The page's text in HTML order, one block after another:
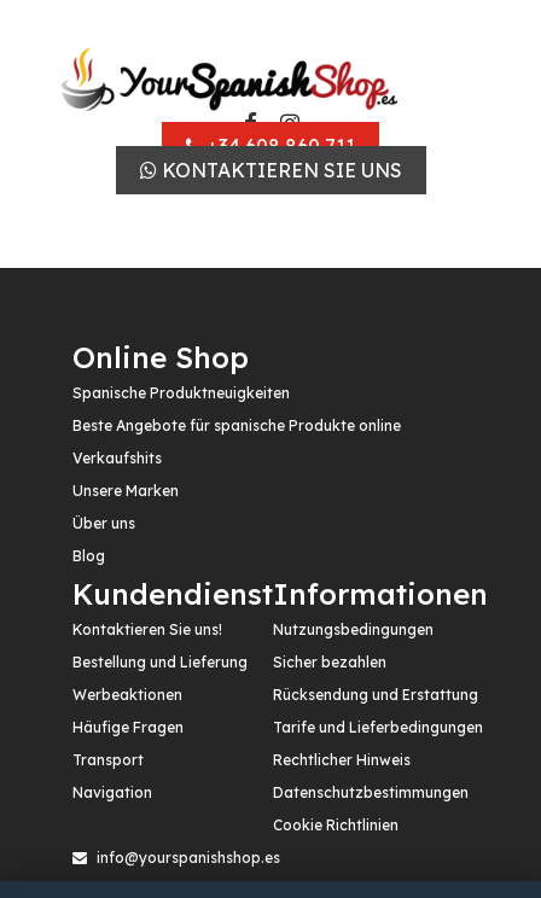
+34 608 860 711
KONTAKTIEREN SIE UNS
Online Shop
Spanische Produktneuigkeiten
Beste Angebote für spanische Produkte online
Verkaufshits
Unsere Marken
Über uns
Blog
Kundendienst
Kontaktieren Sie uns!
Bestellung und Lieferung
Werbeaktionen
Häufige Fragen
Transport
Navigation
Informationen
Nutzungsbedingungen
Sicher bezahlen
Rücksendung und Erstattung
Tarife und Lieferbedingungen
Rechtlicher Hinweis
Datenschutzbestimmungen
Cookie Richtlinien
info@yourspanishshop.es